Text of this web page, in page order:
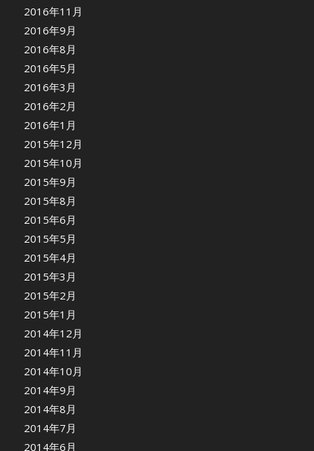
2016年11月
2016年9月
2016年8月
2016年5月
2016年3月
2016年2月
2016年1月
2015年12月
2015年10月
2015年9月
2015年8月
2015年6月
2015年5月
2015年4月
2015年3月
2015年2月
2015年1月
2014年12月
2014年11月
2014年10月
2014年9月
2014年8月
2014年7月
2014年6月